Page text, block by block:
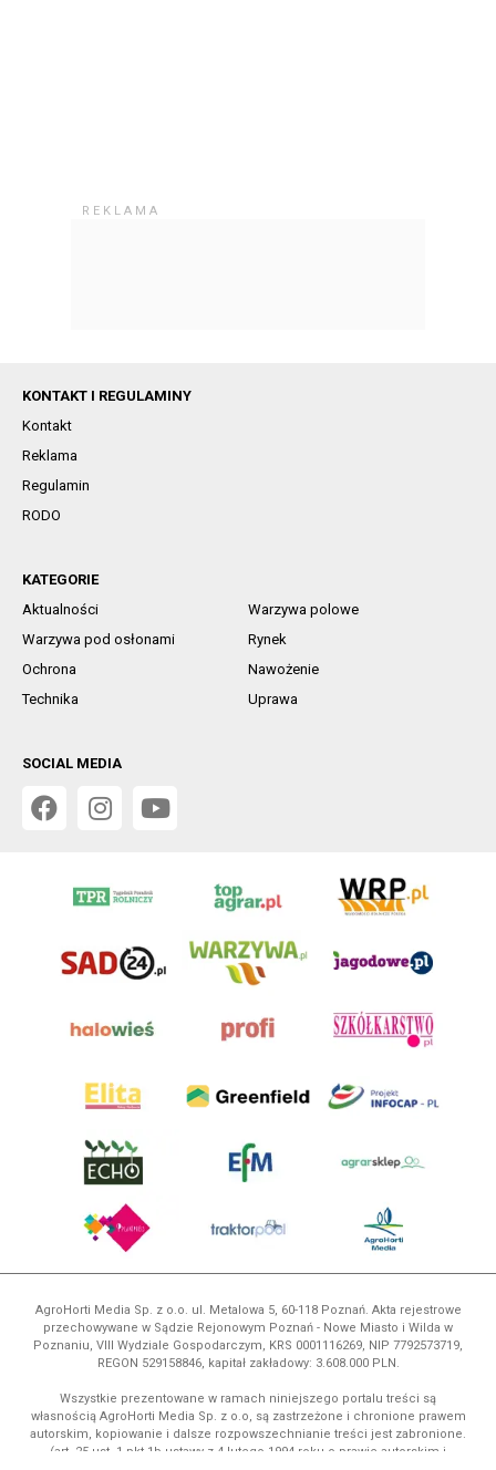
KONTAKT I REGULAMINY
Kontakt
Reklama
Regulamin
RODO
KATEGORIE
Aktualności
Warzywa polowe
Warzywa pod osłonami
Rynek
Ochrona
Nawożenie
Technika
Uprawa
SOCIAL MEDIA
AgroHorti Media Sp. z o.o. ul. Metalowa 5, 60-118 Poznań. Akta rejestrowe
przechowywane w Sądzie Rejonowym Poznań - Nowe Miasto i Wilda w
Poznaniu, VIII Wydziale Gospodarczym, KRS 0001116269, NIP 7792573719,
REGON 529158846, kapitał zakładowy: 3.608.000 PLN.
Wszystkie prezentowane w ramach niniejszego portalu treści są
własnością AgroHorti Media Sp. z o.o, są zastrzeżone i chronione prawem
autorskim, kopiowanie i dalsze rozpowszechnianie treści jest zabronione.
(art. 25 ust. 1 pkt 1b ustawy z 4 lutego 1994 roku o prawie autorskim i